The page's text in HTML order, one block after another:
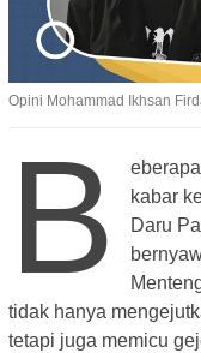
Opini Mohammad Ikhsan
B
kabar
Daru
tidak hanya
tetapi juga memicu